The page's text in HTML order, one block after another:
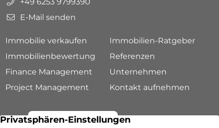
E-Mail senden
Immobilie verkaufen
Immobilien-Ratgeber
Immobilienbewertung
Referenzen
Finance Management
Unternehmen
Project Management
Kontakt aufnehmen